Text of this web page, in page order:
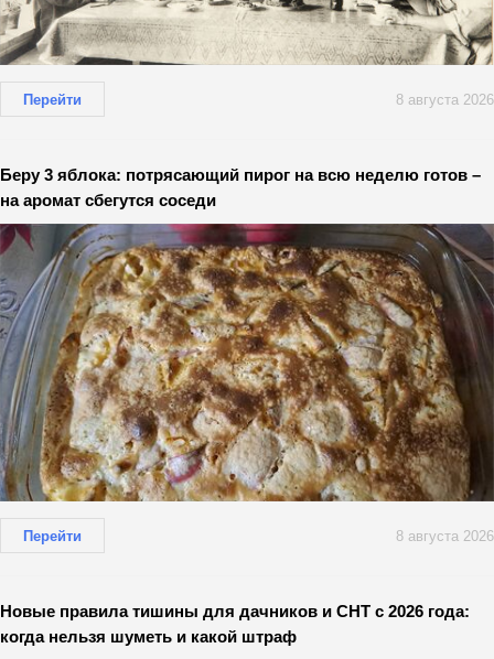
Перейти 8 августа 2026
Беру 3 яблока: потрясающий пирог на всю неделю готов –
на аромат сбегутся соседи
Перейти 8 августа 2026
Новые правила тишины для дачников и СНТ с 2026 года:
когда нельзя шуметь и какой штраф